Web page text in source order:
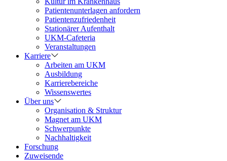
Patientenunterlagen anfordern
Patientenzufriedenheit
Stationärer Aufenthalt
UKM-Cafeteria
Veranstaltungen
Karriere
Arbeiten am UKM
Ausbildung
Karrierebereiche
Wissenswertes
Über uns
Organisation & Struktur
Magnet am UKM
Schwerpunkte
Nachhaltigkeit
Forschung
Zuweisende